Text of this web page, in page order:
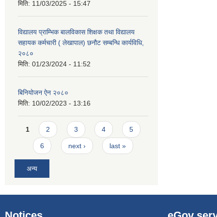
मिति: 11/03/2025 - 15:47
विद्यालय प्राम्भिक बालविकास शिक्षक तथा विद्यालय
सहायक कर्मचारी ( लेखापाल) छनौट सम्बन्धि कार्यविधि,
२०८०
मिति: 01/23/2024 - 11:52
बिनियोजन ऐन २०८०
मिति: 10/02/2023 - 13:16
Pages
1 2 3 4 5
6 next › last »
अन्य